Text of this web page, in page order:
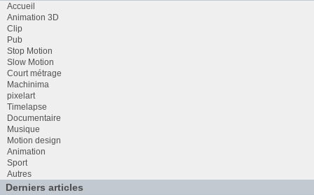
Accueil
Animation 3D
Clip
Pub
Stop Motion
Slow Motion
Court métrage
Machinima
pixelart
Timelapse
Documentaire
Musique
Motion design
Animation
Sport
Autres
Derniers articles